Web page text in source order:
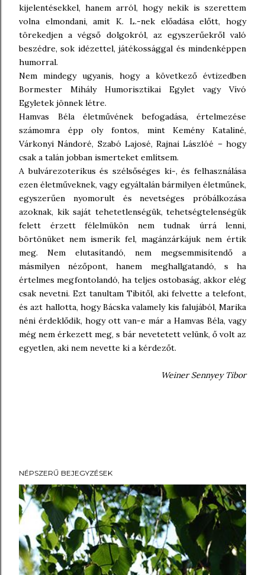
kijelentésekkel, hanem arról, hogy nekik is szerettem
volna elmondani, amit K. L.-nek előadása előtt, hogy
törekedjen a végső dolgokról, az egyszerűekről való
beszédre, sok idézettel, játékossággal és mindenképpen
humorral.
Nem mindegy ugyanis, hogy a következő évtizedben
Bormester Mihály Humorisztikai Egylet vagy Vívó
Egyletek jönnek létre.
Hamvas Béla életművének befogadása, értelmezése
számomra épp oly fontos, mint Kemény Kataliné,
Várkonyi Nándoré, Szabó Lajosé, Rajnai Lászlóé – hogy
csak a talán jobban ismerteket említsem.
A bulvárezoterikus és szélsőséges ki-, és felhasználása
ezen életműveknek, vagy egyáltalán bármilyen életműnek,
egyszerűen nyomorult és nevetséges próbálkozása
azoknak, kik saját tehetetlenségük, tehetségtelenségük
felett érzett félelmükön nem tudnak úrrá lenni,
börtönüket nem ismerik fel, magánzárkájuk nem értik
meg. Nem elutasítandó, nem megsemmisítendő a
másmilyen nézőpont, hanem meghallgatandó, s ha
értelmes megfontolandó, ha teljes ostobaság, akkor elég
csak nevetni. Ezt tanultam Tibitől, aki felvette a telefont,
és azt hallotta, hogy Bácska valamely kis falujából, Marika
néni érdeklődik, hogy ott van-e már a Hamvas Béla, vagy
még nem érkezett meg, s bár nevetetett velünk, ő volt az
egyetlen, aki nem nevette ki a kérdezőt.
Weiner Sennyey Tibor
NÉPSZERŰ BEJEGYZÉSEK